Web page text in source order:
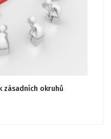
zásadních okruhů